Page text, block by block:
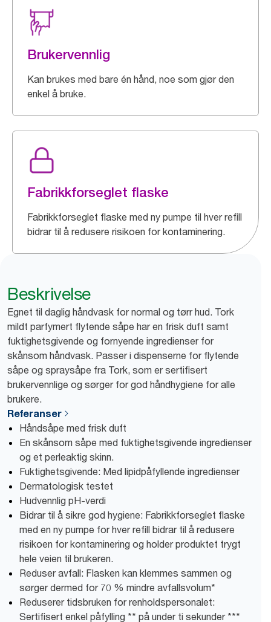
Brukervennlig
Kan brukes med bare én hånd, noe som gjør den
enkel å bruke.
Fabrikkforseglet flaske
Fabrikkforseglet flaske med ny pumpe til hver refill
bidrar til å redusere risikoen for kontaminering.
Beskrivelse
Egnet til daglig håndvask for normal og tørr hud. Tork
mildt parfymert flytende såpe har en frisk duft samt
fuktighetsgivende og fornyende ingredienser for
skånsom håndvask. Passer i dispenserne for flytende
såpe og spraysåpe fra Tork, som er sertifisert
brukervennlige og sørger for god håndhygiene for alle
brukere.
Referanser
Håndsåpe med frisk duft
En skånsom såpe med fuktighetsgivende ingredienser
og et perleaktig skinn.
Fuktighetsgivende: Med lipidpåfyllende ingredienser
Dermatologisk testet
Hudvennlig pH-verdi
Bidrar til å sikre god hygiene: Fabrikkforseglet flaske
med en ny pumpe for hver refill bidrar til å redusere
risikoen for kontaminering og holder produktet trygt
hele veien til brukeren.
Reduser avfall: Flasken kan klemmes sammen og
sørger dermed for 70 % mindre avfallsvolum*
Reduserer tidsbruken for renholdspersonalet:
Sertifisert enkel påfylling ** på under ti sekunder ***